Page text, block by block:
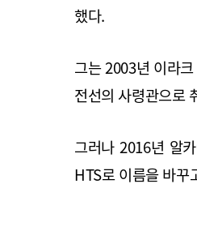
했다.
그는 2003년 이라
전선의 사령관으로
그러나 2016년 알
HTS로 이름을 바꾸